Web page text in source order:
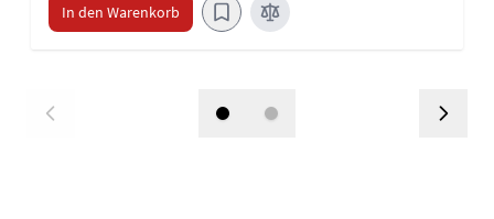
In den Warenkorb